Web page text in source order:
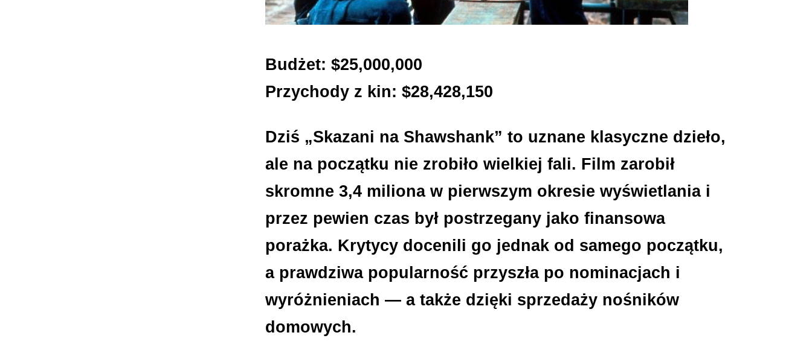
Budżet: $25,000,000
Przychody z kin: $28,428,150
Dziś „Skazani na Shawshank” to uznane klasyczne dzieło,
ale na początku nie zrobiło wielkiej fali. Film zarobił
skromne 3,4 miliona w pierwszym okresie wyświetlania i
przez pewien czas był postrzegany jako finansowa
porażka. Krytycy docenili go jednak od samego początku,
a prawdziwa popularność przyszła po nominacjach i
wyróżnieniach — a także dzięki sprzedaży nośników
domowych.